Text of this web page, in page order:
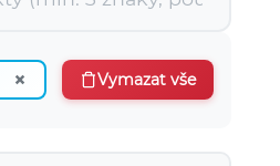
× Vymazat vše